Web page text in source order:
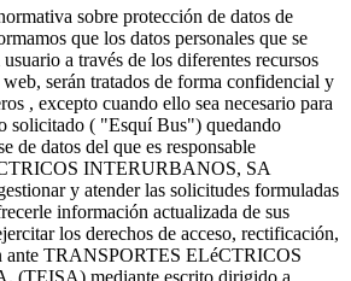
sobre protección de datos de
que los datos personales que se
a través de los diferentes recursos
serán tratados de forma confidencial y
, excepto cuando ello sea necesario para
solicitado ( "Esquí Bus") quedando
de datos del que es responsable
INTERURBANOS, SA
y atender las solicitudes formuladas
información actualizada de sus
los derechos de acceso, rectificación,
ante TRANSPORTES ELéCTRICOS
(TEISA) mediante escrito dirigido a